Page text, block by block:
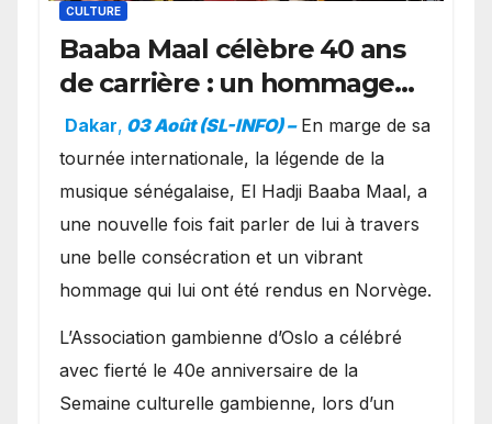
CULTURE
Baaba Maal célèbre 40 ans
de carrière : un hommage
exceptionnel à Oslo en
présence de la famille
royale.
Dakar, 03 Août (SL-INFO) – ​En marge de sa
tournée internationale, la légende de la
musique sénégalaise, El Hadji Baaba Maal, a
une nouvelle fois fait parler de lui à travers
une belle consécration et un vibrant
hommage qui lui ont été rendus en Norvège.
​L’Association gambienne d’Oslo a célébré
avec fierté le 40e anniversaire de la
Semaine culturelle gambienne, lors d’un